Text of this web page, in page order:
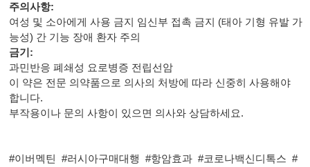
주의사항:
여성 및 소아에게 사용 금지 임신부 접촉 금지 (태아 기형 유발 가
능성) 간 기능 장애 환자 주의
금기:
과민반응 폐쇄성 요로병증 전립선암
이 약은 전문 의약품으로 의사의 처방에 따라 신중히 사용해야
합니다.
부작용이나 문의 사항이 있으면 의사와 상담하세요.
#이버멕틴 #러시아구매대행 #항암효과 #코로나백신디톡스 #